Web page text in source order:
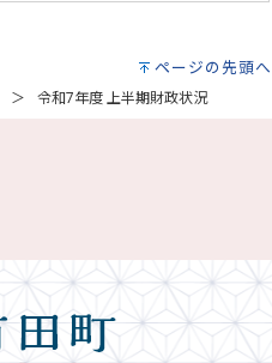
ページの先頭へ
令和7年度 上半期財政状況